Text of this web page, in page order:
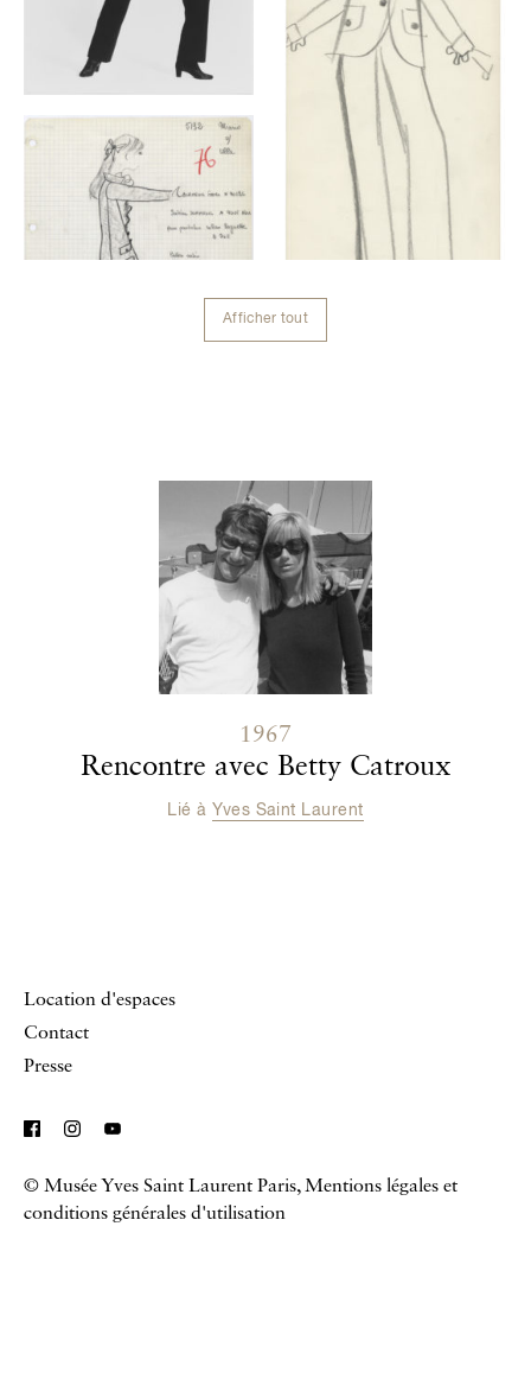
Afficher tout
1967
Rencontre avec Betty Catroux
Lié à Yves Saint Laurent
Location d'espaces
Contact
Presse
© Musée Yves Saint Laurent Paris,Mentions légales et
conditions générales d'utilisation